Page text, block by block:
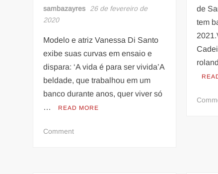
sambazayres
26 de fevereiro de
2020
Modelo e atriz Vanessa Di Santo
exibe suas curvas em ensaio e
dispara: ‘A vida é para ser vivida’A
beldade, que trabalhou em um
banco durante anos, quer viver só
…
READ MORE
Commenton
de
tem